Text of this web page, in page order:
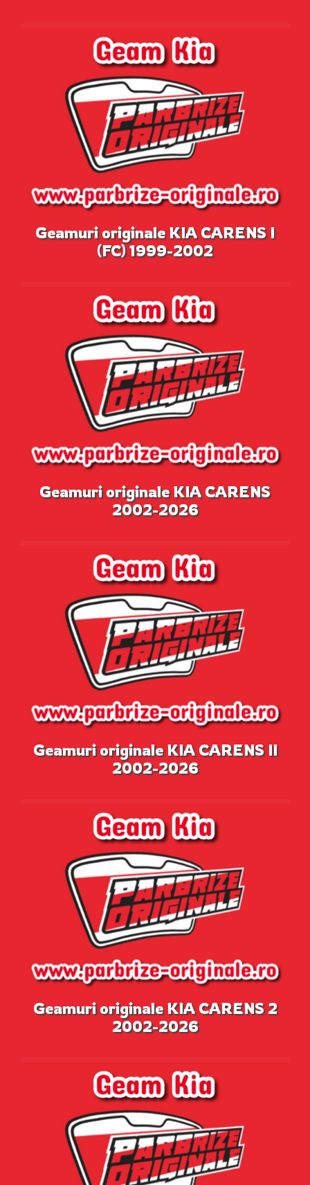
Geamuri originale KIA CARENS I
(FC) 1999-2002
Geamuri originale KIA CARENS
2002-2026
Geamuri originale KIA CARENS II
2002-2026
Geamuri originale KIA CARENS 2
2002-2026